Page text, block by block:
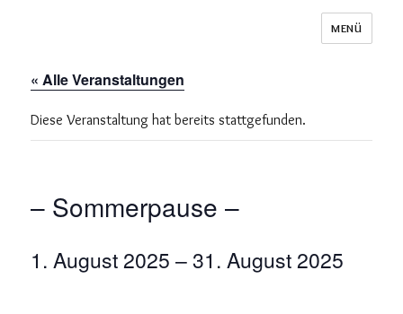
MENÜ
« Alle Veranstaltungen
Diese Veranstaltung hat bereits stattgefunden.
– Sommerpause –
1. August 2025 –31. August 2025